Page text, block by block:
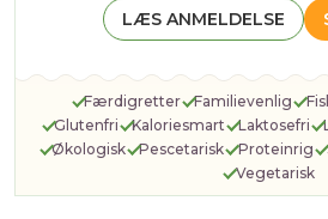
LÆS ANMELDELSE
Færdigretter Familievenlig
Glutenfri
Kaloriesmart Laktosefri
Økologisk
Pescetarisk Proteinrig
Vegetarisk